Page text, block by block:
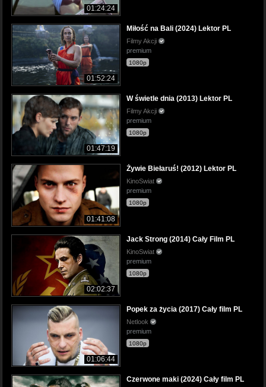
01:24:24
01:52:24
Miłość na Bali (2024) Lektor PL
Filmy Akcji
premium
1080p
01:47:19
W świetle dnia (2013) Lektor PL
Filmy Akcji
premium
1080p
01:41:08
Żywie Biełaruś! (2012) Lektor PL
KinoSwiat
premium
1080p
02:02:37
Jack Strong (2014) Cały Film PL
KinoSwiat
premium
1080p
01:06:44
Popek za życia (2017) Cały film PL
Netlook
premium
1080p
Czerwone maki (2024) Cały film PL